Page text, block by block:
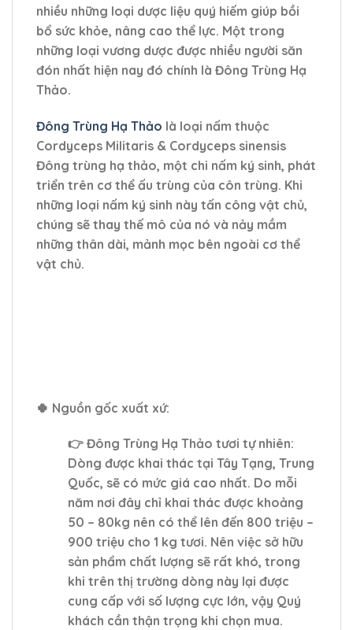
nhiều những loại dược liệu quý hiếm giúp bồi
bổ sức khỏe, nâng cao thể lực. Một trong
những loại vương dược được nhiều người săn
đón nhất hiện nay đó chính là Đông Trùng Hạ
Thảo.
Đông Trùng Hạ Thảo là loại nấm thuộc
Cordyceps Militaris & Cordyceps sinensis
Đông trùng hạ thảo, một chi nấm ký sinh, phát
triển trên cơ thể ấu trùng của côn trùng. Khi
những loại nấm ký sinh này tấn công vật chủ,
chúng sẽ thay thế mô của nó và nảy mầm
những thân dài, mảnh mọc bên ngoài cơ thể
vật chủ.
🍀 Nguồn gốc xuất xứ:
👉 Đông Trùng Hạ Thảo tươi tự nhiên:
Dòng được khai thác tại Tây Tạng, Trung
Quốc, sẽ có mức giá cao nhất. Do mỗi
năm nơi đây chỉ khai thác được khoảng
50 – 80kg nên có thể lên đến 800 triệu –
900 triệu cho 1 kg tươi. Nên việc sở hữu
sản phẩm chất lượng sẽ rất khó, trong
khi trên thị trường dòng này lại được
cung cấp với số lượng cực lớn, vậy Quý
khách cần thận trọng khi chọn mua.